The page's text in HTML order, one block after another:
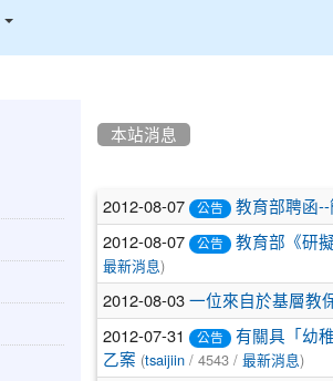
本站消息
文
章
列
表
2012-08-07 公告 教育部聘函
2012-08-07 公告 教育部《研
最新消息)
2012-08-03 一位來自於基層教
2012-07-31 公告
有關具「幼
乙案 (tsaijiin/ 4543 / 最新消息)